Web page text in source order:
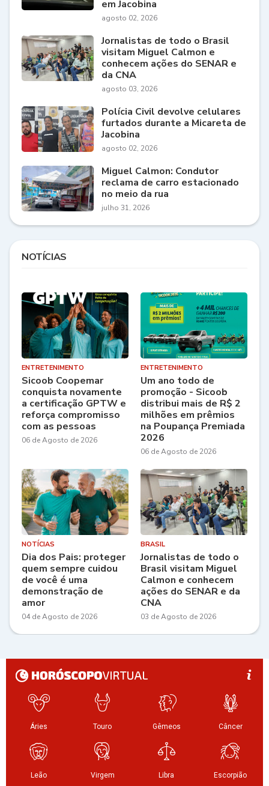
em Jacobina
agosto 02, 2026
Jornalistas de todo o Brasil
visitam Miguel Calmon e
conhecem ações do SENAR e
da CNA
agosto 03, 2026
Polícia Civil devolve celulares
furtados durante a Micareta de
Jacobina
agosto 02, 2026
Miguel Calmon: Condutor
reclama de carro estacionado
no meio da rua
julho 31, 2026
NOTÍCIAS
ENTRETENIMENTO
Sicoob Coopemar
conquista novamente
a certificação GPTW e
reforça compromisso
com as pessoas
06 de Agosto de 2026
ENTRETENIMENTO
Um ano todo de
promoção - Sicoob
distribui mais de R$ 2
milhões em prêmios
na Poupança Premiada
2026
06 de Agosto de 2026
NOTÍCIAS
Dia dos Pais: proteger
quem sempre cuidou
de você é uma
demonstração de
amor
04 de Agosto de 2026
BRASIL
Jornalistas de todo o
Brasil visitam Miguel
Calmon e conhecem
ações do SENAR e da
CNA
03 de Agosto de 2026